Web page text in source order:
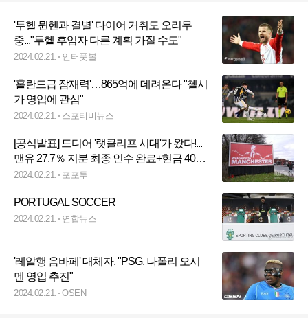
'투헬 뮌헨과 결별' 다이어 거취도 오리무
중..."투헬 후임자 다른 계획 가질 수도"
2024.02.21. 인터풋볼
'홀란드급 잠재력'…865억에 데려온다 "첼시
가 영입에 관심"
2024.02.21. 스포티비뉴스
[공식발표] 드디어 '랫클리프 시대'가 왔다!...
맨유 27.7％ 지분 최종 인수 완료+현금 4000
억 장전
2024.02.21. 포포투
PORTUGAL SOCCER
2024.02.21. 연합뉴스
'레알행 음바페' 대체자, "PSG, 나폴리 오시
멘 영입 추진"
2024.02.21. OSEN